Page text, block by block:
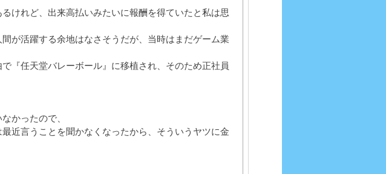
けれど、出来高払いみたいに報酬を得ていたと私は思
が活躍する余地はなさそうだが、当時はまだゲーム業
『任天堂バレーボール』に移植され、そのため正社員
かったので、
近言うことを聞かなくなったから、そういうヤツに金